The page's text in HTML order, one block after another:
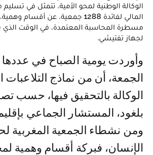
الوكالة الوطنية لمحو الأمية، تتمثل في
المالي لفائدة 1288 جمعية، عن أقسام
مسطرة المحاسبة المعتمدة، في الوقت الذي
لجهاز تفتيشي.
وأوردت يومية الصباح في عددها ليوم
الجمعة، أن من نماذج
الوكالة بالتحقيق فيها، حسب
بلغود، المستشار الجماعي
ومن نشطاء الجمعية المغربية
الإنسان، فبركة أقسام وهمية